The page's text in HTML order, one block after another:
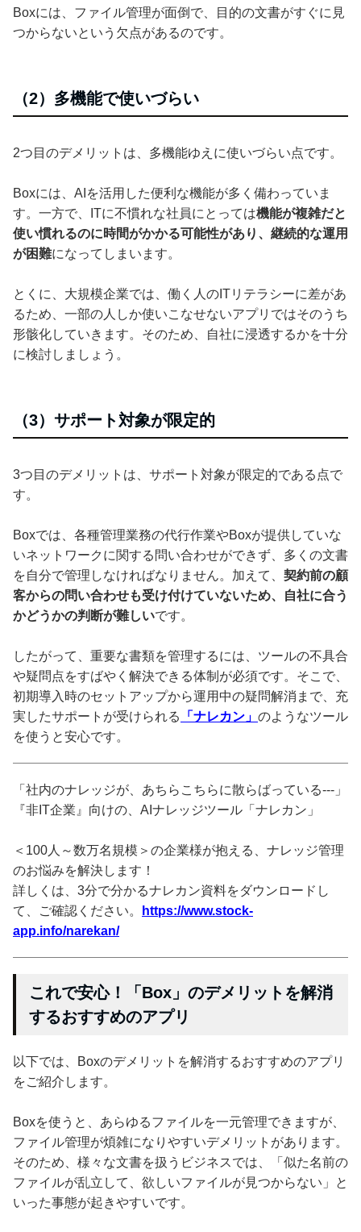
Boxには、ファイル管理が面倒で、目的の文書がすぐに見
つからないという欠点があるのです。
（2）多機能で使いづらい
2つ目のデメリットは、多機能ゆえに使いづらい点です。
Boxには、AIを活用した便利な機能が多く備わっていま
す。一方で、ITに不慣れな社員にとっては機能が複雑だと
使い慣れるのに時間がかかる可能性があり、継続的な運用
が困難になってしまいます。
とくに、大規模企業では、働く人のITリテラシーに差があ
るため、一部の人しか使いこなせないアプリではそのうち
形骸化していきます。そのため、自社に浸透するかを十分
に検討しましょう。
（3）サポート対象が限定的
3つ目のデメリットは、サポート対象が限定的である点で
す。
Boxでは、各種管理業務の代行作業やBoxが提供していな
いネットワークに関する問い合わせができず、多くの文書
を自分で管理しなければなりません。加えて、 契約前の顧
客からの問い合わせも受け付けていないため、自社に合う
かどうかの判断が難しいです。
したがって、重要な書類を管理するには、ツールの不具合
や疑問点をすばやく解決できる体制が必須です。そこで、
初期導入時のセットアップから運用中の疑問解消まで、充
実したサポートが受けられる
「ナレカン」 のようなツール
を使うと安心です。
「社内のナレッジが、あちらこちらに散らばっている---」
『非IT企業』向けの、AIナレッジツール「ナレカン」
＜100人～数万名規模＞の企業様が抱える、ナレッジ管理
のお悩みを解決します！
詳しくは、3分で分かるナレカン資料をダウンロードし
て、ご確認ください。
https://www.stock-
app.info/narekan/
これで安心！「Box」のデメリットを解消
するおすすめのアプリ
以下では、Boxのデメリットを解消するおすすめのアプリ
をご紹介します。
Boxを使うと、あらゆるファイルを一元管理できますが、
ファイル管理が煩雑になりやすいデメリットがあります。
そのため、様々な文書を扱うビジネスでは、「似た名前の
ファイルが乱立して、欲しいファイルが見つからない」と
いった事態が起きやすいです。